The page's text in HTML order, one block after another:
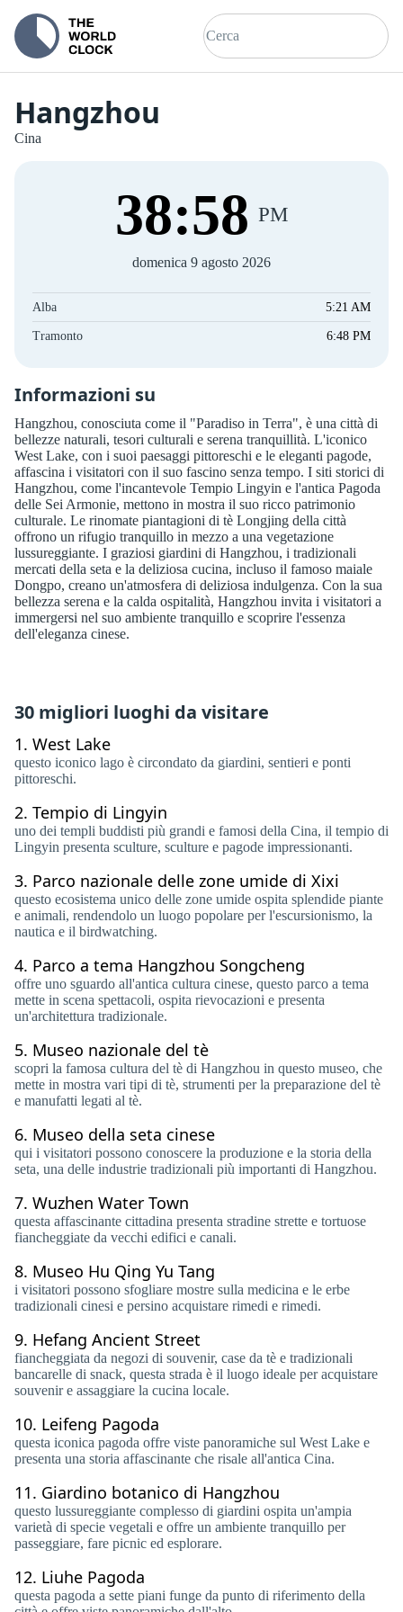
Hangzhou
Cina
38:58 PM
domenica 9 agosto 2026
Alba 5:21 AM
Tramonto 6:48 PM
Informazioni su
Hangzhou, conosciuta come il "Paradiso in Terra", è una città di
bellezze naturali, tesori culturali e serena tranquillità. L'iconico
West Lake, con i suoi paesaggi pittoreschi e le eleganti pagode,
affascina i visitatori con il suo fascino senza tempo. I siti storici di
Hangzhou, come l'incantevole Tempio Lingyin e l'antica Pagoda
delle Sei Armonie, mettono in mostra il suo ricco patrimonio
culturale. Le rinomate piantagioni di tè Longjing della città
offrono un rifugio tranquillo in mezzo a una vegetazione
lussureggiante. I graziosi giardini di Hangzhou, i tradizionali
mercati della seta e la deliziosa cucina, incluso il famoso maiale
Dongpo, creano un'atmosfera di deliziosa indulgenza. Con la sua
bellezza serena e la calda ospitalità, Hangzhou invita i visitatori a
immergersi nel suo ambiente tranquillo e scoprire l'essenza
dell'eleganza cinese.
30 migliori luoghi da visitare
1. West Lake
questo iconico lago è circondato da giardini, sentieri e ponti
pittoreschi.
2. Tempio di Lingyin
uno dei templi buddisti più grandi e famosi della Cina, il tempio di
Lingyin presenta sculture, sculture e pagode impressionanti.
3. Parco nazionale delle zone umide di Xixi
questo ecosistema unico delle zone umide ospita splendide piante
e animali, rendendolo un luogo popolare per l'escursionismo, la
nautica e il birdwatching.
4. Parco a tema Hangzhou Songcheng
offre uno sguardo all'antica cultura cinese, questo parco a tema
mette in scena spettacoli, ospita rievocazioni e presenta
un'architettura tradizionale.
5. Museo nazionale del tè
scopri la famosa cultura del tè di Hangzhou in questo museo, che
mette in mostra vari tipi di tè, strumenti per la preparazione del tè
e manufatti legati al tè.
6. Museo della seta cinese
qui i visitatori possono conoscere la produzione e la storia della
seta, una delle industrie tradizionali più importanti di Hangzhou.
7. Wuzhen Water Town
questa affascinante cittadina presenta stradine strette e tortuose
fiancheggiate da vecchi edifici e canali.
8. Museo Hu Qing Yu Tang
i visitatori possono sfogliare mostre sulla medicina e le erbe
tradizionali cinesi e persino acquistare rimedi e rimedi.
9. Hefang Ancient Street
fiancheggiata da negozi di souvenir, case da tè e tradizionali
bancarelle di snack, questa strada è il luogo ideale per acquistare
souvenir e assaggiare la cucina locale.
10. Leifeng Pagoda
questa iconica pagoda offre viste panoramiche sul West Lake e
presenta una storia affascinante che risale all'antica Cina.
11. Giardino botanico di Hangzhou
questo lussureggiante complesso di giardini ospita un'ampia
varietà di specie vegetali e offre un ambiente tranquillo per
passeggiare, fare picnic ed esplorare.
12. Liuhe Pagoda
questa pagoda a sette piani funge da punto di riferimento della